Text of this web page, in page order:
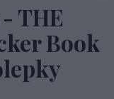
THE
Book